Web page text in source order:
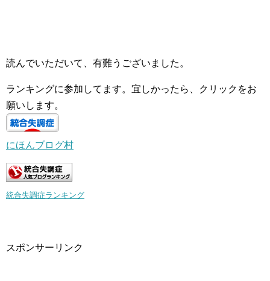
読んでいただいて、有難うございました。
ランキングに参加してます。宜しかったら、クリックをお
願いします。
にほんブログ村
統合失調症ランキング
スポンサーリンク